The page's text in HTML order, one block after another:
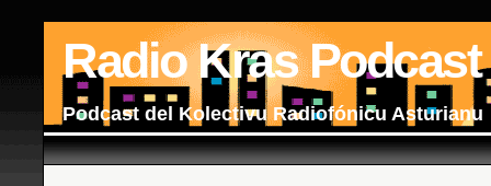
Radio Kras Podcast
Podcast del Kolectivu Radiofónicu Asturianu